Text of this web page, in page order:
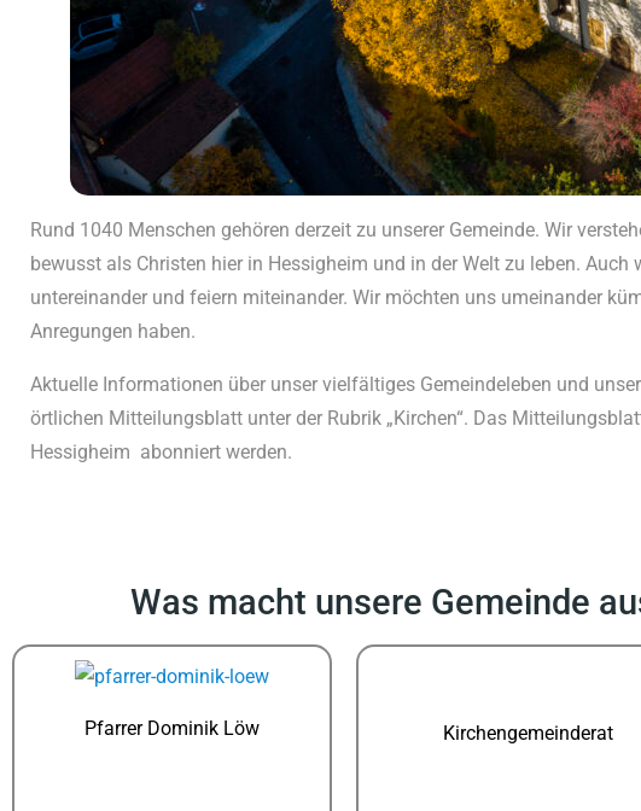
Rund 1040 Menschen gehören derzeit zu unserer Gemeinde. Wir
bewusst als Christen hier in Hessigheim und in der Welt zu leben.
untereinander und feiern miteinander. Wir möchten uns umeinander
Anregungen haben.
Aktuelle Informationen über unser vielfältiges Gemeindeleben und
örtlichen Mitteilungsblatt unter der Rubrik „Kirchen“. Das
Hessigheim abonniert werden.
Was macht unsere Gemeinde
Pfarrer Dominik Löw Kirchengemeinderat